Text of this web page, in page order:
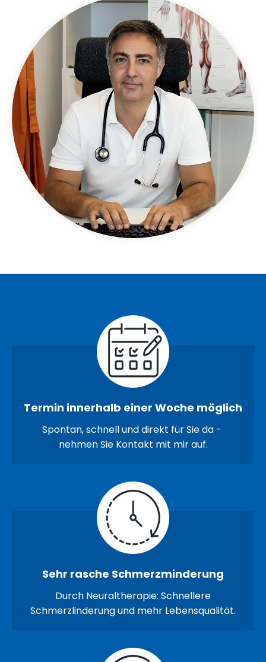
Termin innerhalb einer Woche möglich
Spontan, schnell und direkt für Sie da -
nehmen Sie Kontakt mit mir auf.
Sehr rasche Schmerzminderung
Durch Neuraltherapie: Schnellere
Schmerzlinderung und mehr Lebensqualität.